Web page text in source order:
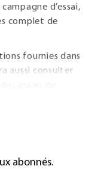
d’essai,
complet de
fournies dans
aussi consulter
abonnés.